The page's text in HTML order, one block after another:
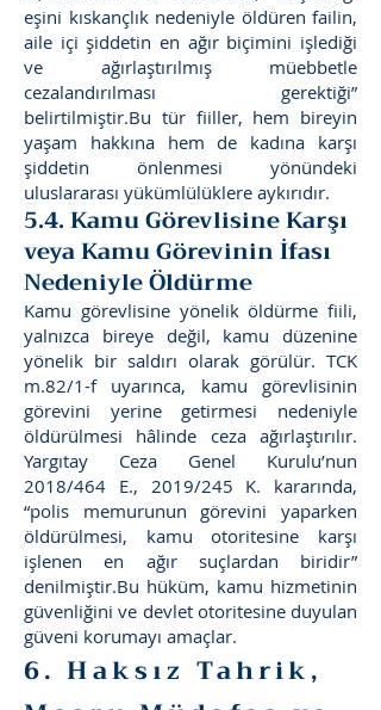
eşini kıskançlık nedeniyle öldüren failin,
aile içi şiddetin en ağır biçimini işlediği
ve ağırlaştırılmış müebbetle
cezalandırılması gerektiği”
belirtilmiştir.Bu tür fiiller, hem bireyin
yaşam hakkına hem de kadına karşı
şiddetin önlenmesi yönündeki
uluslararası yükümlülüklere aykırıdır.
5.4. Kamu Görevlisine Karşı
veya Kamu Görevinin İfası
Nedeniyle Öldürme
Kamu görevlisine yönelik öldürme fiili,
yalnızca bireye değil, kamu düzenine
yönelik bir saldırı olarak görülür. TCK
m.82/1-f uyarınca, kamu görevlisinin
görevini yerine getirmesi nedeniyle
öldürülmesi hâlinde ceza ağırlaştırılır.
Yargıtay Ceza Genel Kurulu’nun
2018/464 E., 2019/245 K. kararında,
“polis memurunun görevini yaparken
öldürülmesi, kamu otoritesine karşı
işlenen en ağır suçlardan biridir”
denilmiştir.Bu hüküm, kamu hizmetinin
güvenliğini ve devlet otoritesine duyulan
güveni korumayı amaçlar.
6. Haksız Tahrik,